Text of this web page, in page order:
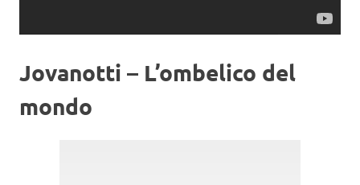
Jovanotti – L’ombelico del
mondo